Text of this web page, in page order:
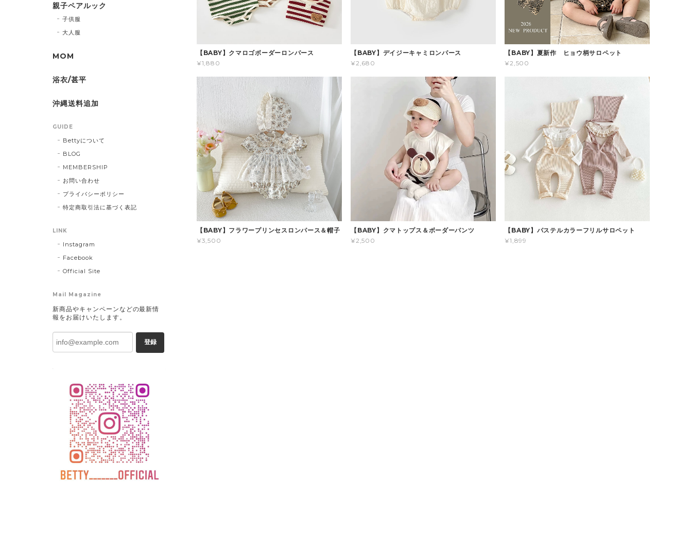
【BABY】クマロゴボーダーロンパース
¥1,880
【BABY】デイジーキャミロンパース
¥2,680
【BABY】夏新作 ヒョウ柄サロペット
¥2,500
【BABY】フラワープリンセスロンパース＆帽子
¥3,500
【BABY】クマトップス＆ボーダーパンツ
¥2,500
【BABY】パステルカラーフリルサロペット
¥1,899
親子ペアルック
子供服
大人服
MOM
浴衣/甚平
沖縄送料追加
GUIDE
Bettyについて
BLOG
MEMBERSHIP
お問い合わせ
プライバシーポリシー
特定商取引法に基づく表記
LINK
Instagram
Facebook
Official Site
Mail Magazine
新商品やキャンペーンなどの最新情
報をお届けいたします。
登録